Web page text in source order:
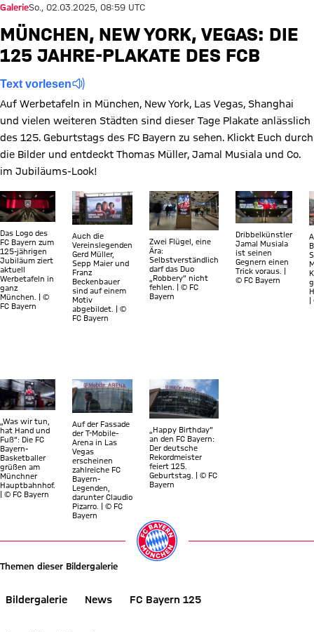
GalerieSo., 02.03.2025, 08:59 UTC
MÜNCHEN, NEW YORK, VEGAS: DIE
125 JAHRE-PLAKATE DES FCB
Text vorlesen
Auf Werbetafeln in München, New York, Las Vegas, Shanghai
und vielen weiteren Städten sind dieser Tage Plakate anlässlich
des 125. Geburtstags des FC Bayern zu sehen. Klickt Euch durch
die Bilder und entdeckt Thomas Müller, Jamal Musiala und Co.
im Jubiläums-Look!
Zeige in voller Größe Plakate zum 125. Geburtstag des FC Bayern
Das Logo des
FC Bayern zum
125-jährigen
Jubiläum ziert
aktuell
Werbetafeln in
ganz
München. | ©
FC Bayern
Zeige in voller Größe Plakate zum 125.
Auch die
Vereinslegenden
Gerd Müller,
Sepp Maier und
Franz
Beckenbauer
sind auf einem
Motiv
abgebildet. | ©
FC Bayern
Zeige in voller Größe Plakate
Zwei Flügel, eine
Ära:
Selbstverständlich
darf das Duo
„Robbery“ nicht
fehlen. | © FC
Bayern
Zeige in voller
Dribbelkünstler
Jamal Musiala
ist seinen
Gegnern einen
Trick voraus. |
© FC Bayern
Zeige in voller Größe Plakate zum 125. Geburtstag des FC Bayern
„Was wir tun,
hat Hand und
Fuß“: Die FC
Bayern-
Basketballer
grüßen am
Münchner
Hauptbahnhof.
| © FC Bayern
Zeige in voller Größe Plakate zum 125.
Auf der Fassade
der T-Mobile-
Arena in Las
Vegas
erscheinen
zahlreiche FC
Bayern-
Legenden,
darunter Claudio
Pizarro. | © FC
Bayern
Zeige in voller Größe Plakate
„Happy Birthday“
an den FC Bayern:
Der deutsche
Rekordmeister
feiert 125.
Geburtstag. | © FC
Bayern
Themen dieser Bildergalerie
Bildergalerie News FC Bayern 125